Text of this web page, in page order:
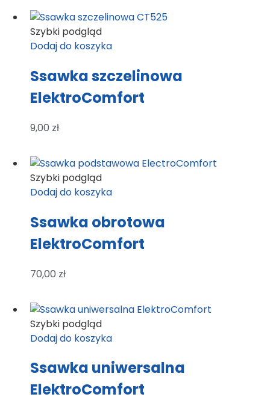
Szybki podgląd
Dodaj do koszyka
Ssawka szczelinowa
ElektroComfort
9,00 zł
Szybki podgląd
Dodaj do koszyka
Ssawka obrotowa
ElektroComfort
70,00 zł
Szybki podgląd
Dodaj do koszyka
Ssawka uniwersalna
ElektroComfort